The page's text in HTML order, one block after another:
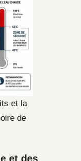
et la
de
et des